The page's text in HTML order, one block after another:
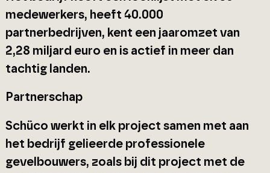
medewerkers, heeft 40.000
partnerbedrijven, kent een jaaromzet van
2,28 miljard euro en is actief in meer dan
tachtig landen.
Partnerschap
Schüco werkt in elk project samen met aan
het bedrijf gelieerde professionele
gevelbouwers, zoals bij dit project met de